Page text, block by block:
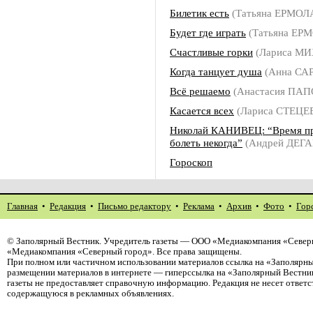
Билетик есть (Татьяна
Будет где играть (Татьяна
Счастливые горки (Лариса
Когда танцует душа (Анна
Всё решаемо (Анастасия
Касается всех (Лариса
Николай КАНИВЕЦ: “Время
болеть некогда” (Андрей
Гороскоп
Главная • Редакция • Письмо редактору • Реклама • Архив • Фото •
© Заполярный Вестник. Учредитель газеты — ООО «Медиакомпания
«Медиакомпания «Северный город». Все права защищены.
При полном или частичном использовании материалов ссылка на
размещении материалов в интернете — гиперссылка на «Заполярный
газеты не предоставляет справочную информацию. Редакция не несет
содержащуюся в рекламных объявлениях.